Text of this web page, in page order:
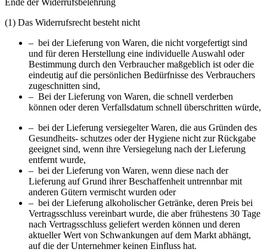
(1) Das Widerrufsrecht besteht nicht
– bei der Lieferung von Waren, die nicht vorgefertigt sind
und für deren Herstellung eine individuelle Auswahl oder
Bestimmung durch den Verbraucher maßgeblich ist oder die
eindeutig auf die persönlichen Bedürfnisse des Verbrauchers
zugeschnitten sind,
– Bei der Lieferung von Waren, die schnell verderben
können oder deren Verfallsdatum schnell überschritten würde,
– bei der Lieferung versiegelter Waren, die aus Gründen des
Gesundheits- schutzes oder der Hygiene nicht zur Rückgabe
geeignet sind, wenn ihre Versiegelung nach der Lieferung
entfernt wurde,
– bei der Lieferung von Waren, wenn diese nach der
Lieferung auf Grund ihrer Beschaffenheit untrennbar mit
anderen Gütern vermischt wurden oder
– bei der Lieferung alkoholischer Getränke, deren Preis bei
Vertragsschluss vereinbart wurde, die aber frühestens 30 Tage
nach Vertragsschluss geliefert werden können und deren
aktueller Wert von Schwankungen auf dem Markt abhängt,
auf die der Unternehmer keinen Einfluss hat.